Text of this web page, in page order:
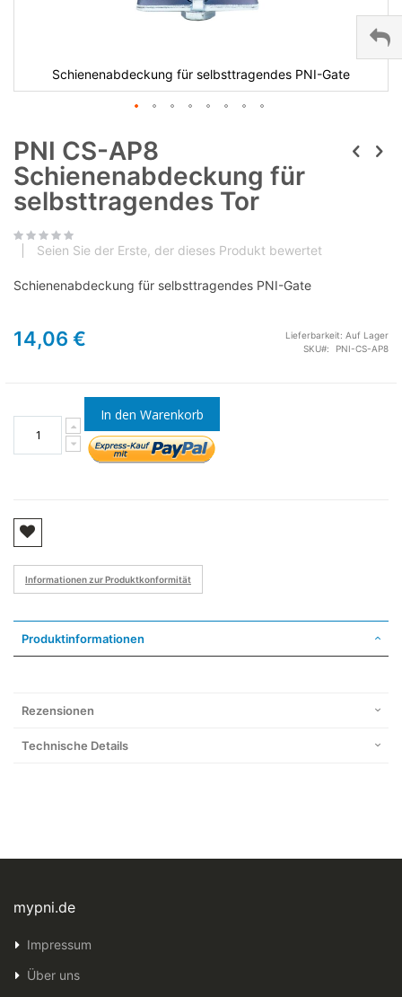
Schienenabdeckung für selbsttragendes PNI-Gate
PNI CS-AP8
Schienenabdeckung für
selbsttragendes Tor
Seien Sie der Erste, der dieses Produkt bewertet
Schienenabdeckung für selbsttragendes PNI-Gate
14,06 € Lieferbarkeit: Auf Lager
SKU
PNI-CS-AP8
In den Warenkorb
Informationen zur Produktkonformität
Produktinformationen
Rezensionen
Technische Details
mypni.de
Impressum
Über uns